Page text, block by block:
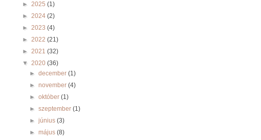
► 2025 (1)
► 2024 (2)
► 2023 (4)
► 2022 (21)
► 2021 (32)
▼ 2020 (36)
►december(1)
►november(4)
►október(1)
►szeptember(1)
►június(3)
►május(8)